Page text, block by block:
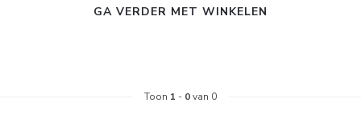
GA VERDER MET WINKELEN
Toon 1 - 0van 0